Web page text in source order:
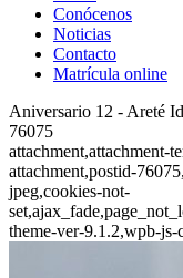
Conócenos
Noticias
Contacto
Matrícula online
Aniversario 12 - Areté
76075
attachment,attachment-
attachment,postid-
jpeg,cookies-not-
theme-ver-9.1.2,wpb-js-